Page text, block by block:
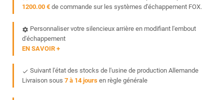
1200.00 € de commande sur les systèmes d'échappement FOX.
settings Personnaliser votre silencieux arrière en modifiant l'embout
d'échappement
EN SAVOIR +
done Suivant l'état des stocks de l'usine de production Allemande
Livraison sous 7 à 14 jours en règle générale